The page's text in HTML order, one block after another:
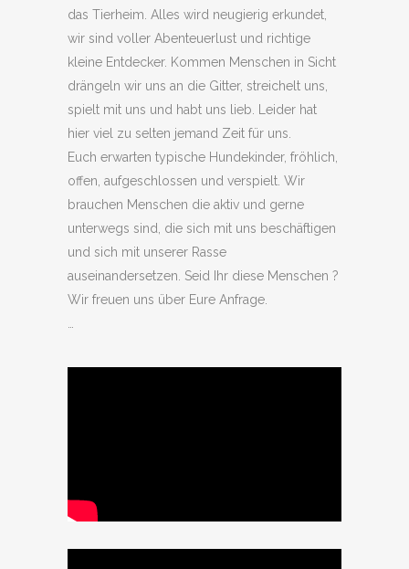
das Tierheim. Alles wird neugierig erkundet,
wir sind voller Abenteuerlust und richtige
kleine Entdecker. Kommen Menschen in Sicht
drängeln wir uns an die Gitter, streichelt uns,
spielt mit uns und habt uns lieb. Leider hat
hier viel zu selten jemand Zeit für uns.
Euch erwarten typische Hundekinder, fröhlich,
offen, aufgeschlossen und verspielt. Wir
brauchen Menschen die aktiv und gerne
unterwegs sind, die sich mit uns beschäftigen
und sich mit unserer Rasse
auseinandersetzen. Seid Ihr diese Menschen ?
Wir freuen uns über Eure Anfrage.
…